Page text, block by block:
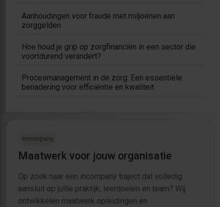
Aanhoudingen voor fraude met miljoenen aan
zorggelden
Hoe houd je grip op zorgfinanciën in een sector die
voortdurend verandert?
Procesmanagement in de zorg: Een essentiële
benadering voor efficiëntie en kwaliteit
Incompany
Maatwerk voor jouw organisatie
Op zoek naar een incompany traject dat volledig
aansluit op jullie praktijk, leerdoelen en team? Wij
ontwikkelen maatwerk opleidingen en